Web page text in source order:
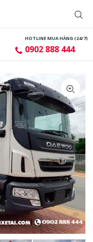
HOTLINE MUA HÀNG (24/7)
0902 888 444